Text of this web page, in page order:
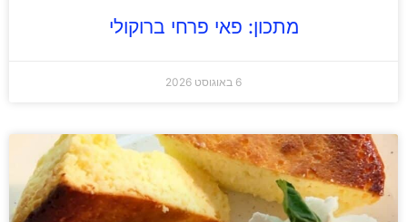
מתכון: פאי פרחי ברוקולי
6 באוגוסט 2026